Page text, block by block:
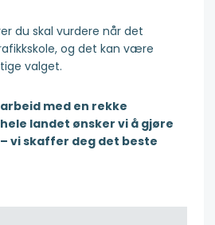
du skal vurdere når det
og det kan være
valget.
med en rekke
landet ønsker vi å gjøre
vi skaffer deg det beste